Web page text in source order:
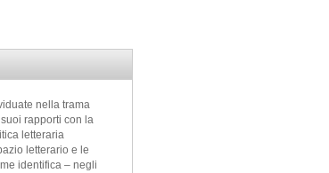
nella trama
rapporti con la
letteraria
letterario e le
identifica – negli